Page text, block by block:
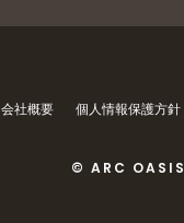
会社概要 個人情報保護方針
© ARC OASIS